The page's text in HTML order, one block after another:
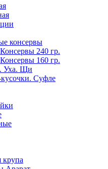
консервы
Консервы 240 гр.
Консервы 160 гр.
Уха. Щи
Суфле
крупа